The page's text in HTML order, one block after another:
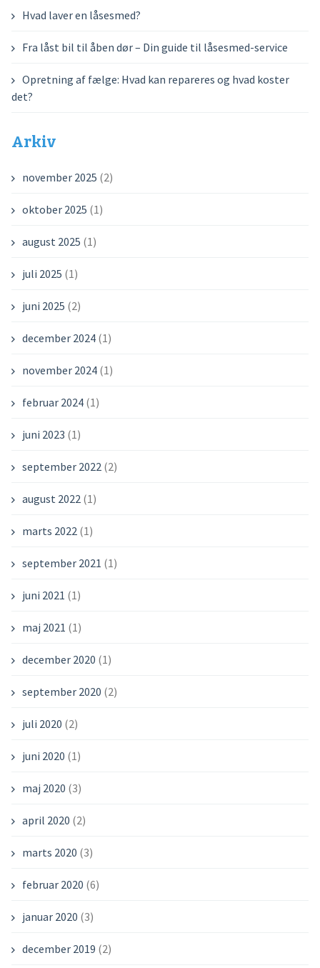
Hvad laver en låsesmed?
Fra låst bil til åben dør – Din guide til låsesmed-service
Opretning af fælge: Hvad kan repareres og hvad koster
det?
Arkiv
november 2025 (2)
oktober 2025 (1)
august 2025 (1)
juli 2025 (1)
juni 2025 (2)
december 2024(1)
november 2024(1)
februar 2024(1)
juni 2023 (1)
september 2022 (2)
august 2022 (1)
marts 2022 (1)
september 2021 (1)
juni 2021 (1)
maj 2021 (1)
december 2020 (1)
september 2020 (2)
juli 2020 (2)
juni 2020 (1)
maj 2020 (3)
april 2020 (2)
marts 2020 (3)
februar 2020 (6)
januar 2020 (3)
december 2019 (2)